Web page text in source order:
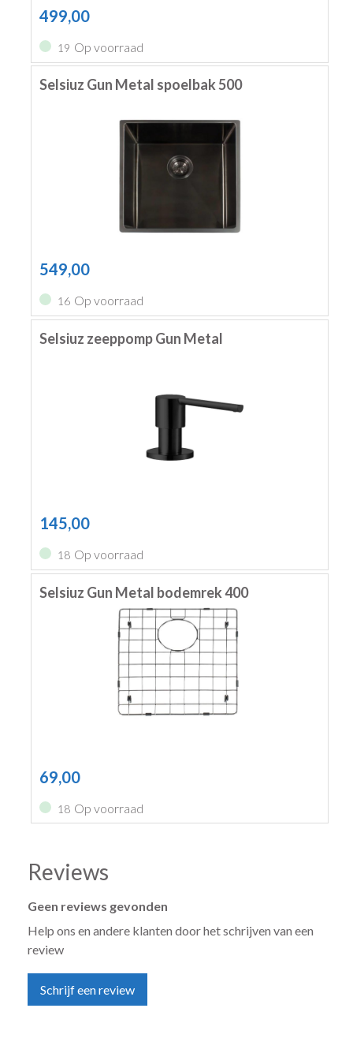
499,00
19 Op voorraad
Selsiuz Gun Metal spoelbak 500
549,00
16 Op voorraad
Selsiuz zeeppomp Gun Metal
145,00
18 Op voorraad
Selsiuz Gun Metal bodemrek 400
69,00
18 Op voorraad
Reviews
Geen reviews gevonden
Help ons en andere klanten door het schrijven van een
review
Schrijf een review